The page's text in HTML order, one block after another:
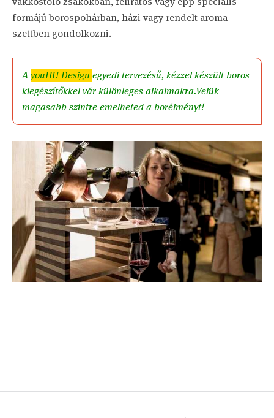
formájú borospohárban, házi vagy rendelt aroma-
szettben gondolkozni.
AyouHU Design egyedi tervezésű, kézzel készült boros
kiegészítőkkel vár különleges alkalmakra.Velük
magasabb szintre emelheted a borélményt!